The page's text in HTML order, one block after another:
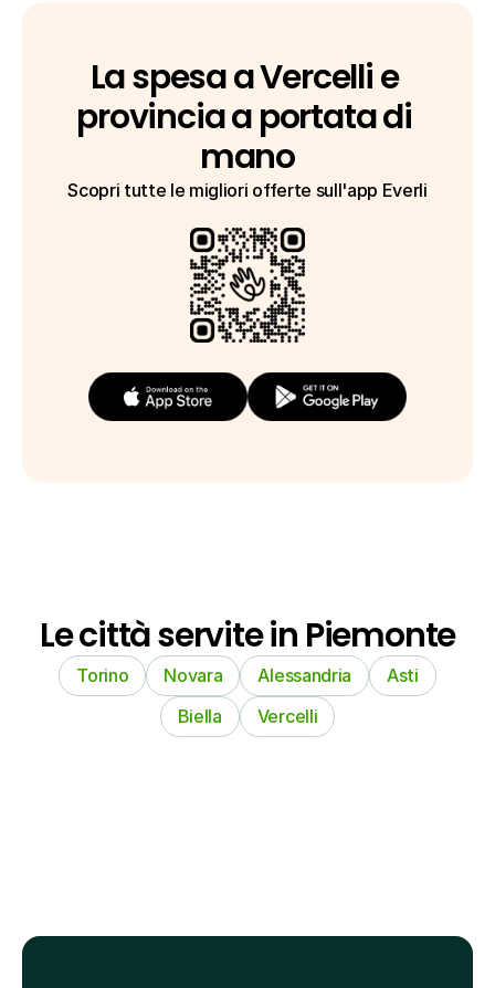
La spesa a Vercelli e
provincia a portata di
mano
Scopri tutte le migliori offerte sull'app Everli
Le città servite in Piemonte
Torino Novara Alessandria
Asti
Biella
Vercelli